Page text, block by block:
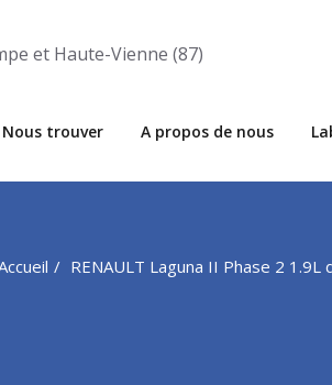
et Haute-Vienne (87)
Nous trouver A propos de nous
RENAULT Laguna II Phase 2 1.9L